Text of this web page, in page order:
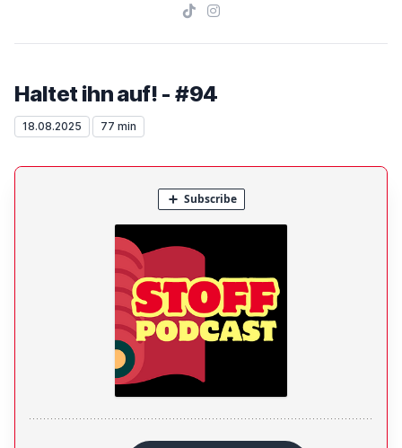
TikTokInstagram
Haltet ihn auf! - #94
18.08.2025 77 min